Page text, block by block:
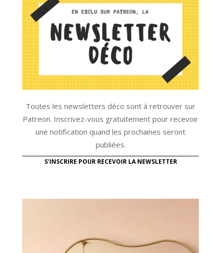
Toutes les newsletters déco sont à retrouver sur
Patreon. Inscrivez-vous gratuitement pour recevoir
une notification quand les prochaines seront
publiées.
S'INSCRIRE POUR RECEVOIR LA NEWSLETTER